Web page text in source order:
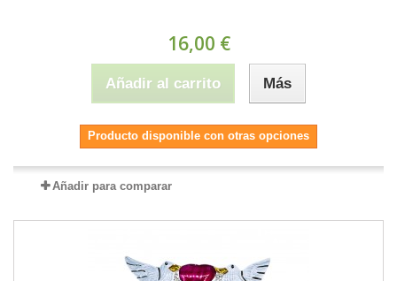
16,00 €
Añadir al carrito Más
Producto disponible con otras opciones
Añadir para comparar